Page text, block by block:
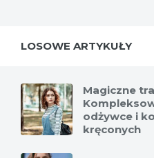
LOSOWE ARTYKUŁY
Magiczne
odżywce i
kręconych